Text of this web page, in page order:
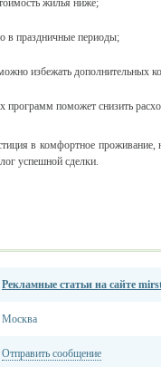
жилья ниже;
в праздничные периоды;
избежать дополнительных
программ поможет снизить
в комфортное проживание,
успешной сделки.
Рекламные статьи на сайте
Москва
Отправить сообщение